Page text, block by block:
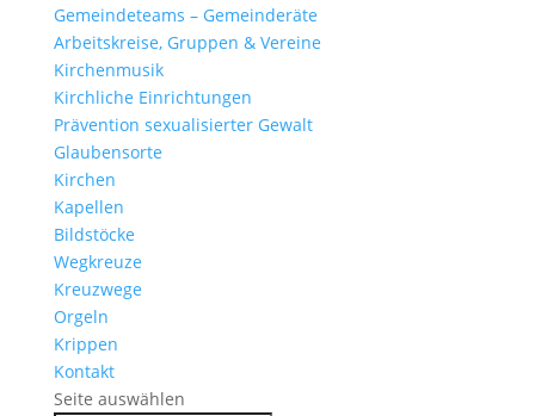
Gemein­de­teams – Gemeinderäte
Arbeits­kreise, Gruppen & Vereine
Kirchen­musik
Kirch­liche Einrichtungen
Präven­tion sexua­li­sierter Gewalt
Glau­ben­s­orte
Kirchen
Kapellen
Bild­stöcke
Wegkreuze
Kreuz­wege
Orgeln
Krippen
Kontakt
Seite auswählen